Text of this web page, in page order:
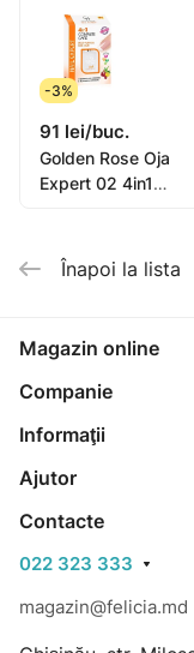
Îndepărtare
-3%
91 lei/buc.
Golden Rose Oja
Expert 02 4in1
Înapoi la lista
Magazin online
Companie
Informaţii
Ajutor
Contacte
022 323 333
magazin@felicia.md